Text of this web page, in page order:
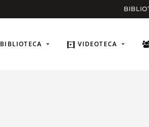
BIBLIOTECA VIDEOTECA